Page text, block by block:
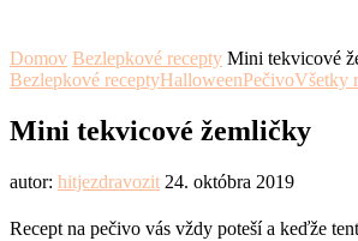
Domov Bezlepkové recepty Mini tekvicové
Bezlepkové receptyHalloweenPečivoVšetky
Mini tekvicové žemličky
autor: hitjezdravozit 24. októbra 2019
Recept na pečivo vás vždy poteší a keďže